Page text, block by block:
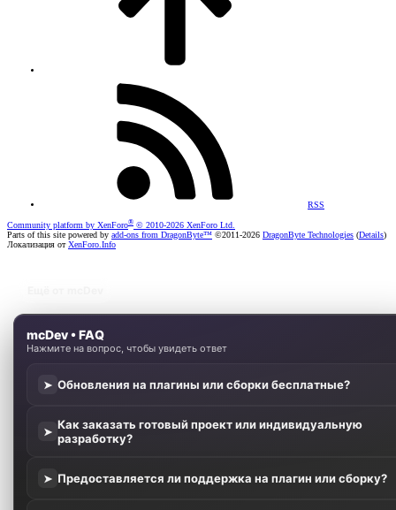
RSS
Community platform by XenForo® © 2010-2026 XenForo Ltd.
Parts of this site powered by add-ons from DragonByte™ ©2011-2026 DragonByte Technologies (Details)
Локализация отXenForo.Info
mcDev • FAQ
Нажмите на вопрос, чтобы увидеть ответ
➤ Обновления на плагины или сборки бесплатные?
➤ Как заказать готовый проект или индивидуальную
разработку?
➤ Предоставляется ли поддержка на плагин или сборку?